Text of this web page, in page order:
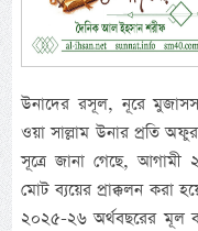
উনাদের রসূল, নূরে
ওয়া সাল্লাম উনার প্রতি
সূত্রে জানা গেছে, আগামী
মোট ব্যয়ের প্রাক্কলন করা
২০২৫-২৬ অর্থবছরের মূল